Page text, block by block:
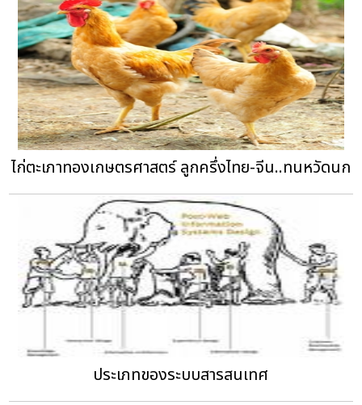
ไก่ตะเภาทองเกษตรศาสตร์ ลูกครึ่งไทย-จีน..ทนหวัดนก
ประเภทของระบบสารสนเทศ